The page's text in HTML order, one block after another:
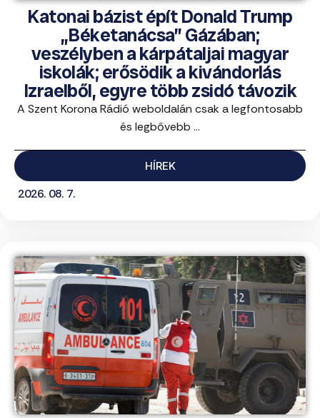
Katonai bázist épít Donald Trump
„Béketanácsa” Gázában;
veszélyben a kárpátaljai magyar
iskolák; erősödik a kivándorlás
Izraelből, egyre több zsidó távozik
A Szent Korona Rádió weboldalán csak a legfontosabb
és legbővebb ...
HÍREK
2026. 08. 7.